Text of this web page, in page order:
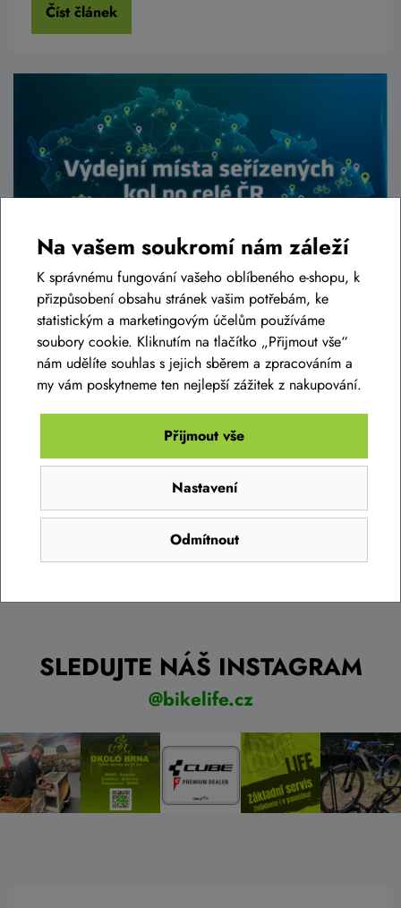
Číst článek
Osobní odběr seřízených kol po celé
ČR
Chcete koupit kolo nebo elektrokolo, ale máte to k nám daleko?
Není problém, kolo vám můžeme poslat přímo domů, ale
můžete využít našich rozšířených služeb a využít jedno z našich
mnoha prověřených výdejních míst, kde vám kolo předají
servisu.
SLEDUJTE NÁŠ INSTAGRAM
@bikelife.cz
Na vašem soukromí nám záleží
K správnému fungování vašeho oblíbeného e-shopu, k
přizpůsobení obsahu stránek vašim potřebám, ke
statistickým a marketingovým účelům používáme
soubory cookie. Kliknutím na tlačítko „Přijmout vše“
nám udělíte souhlas s jejich sběrem a zpracováním a
my vám poskytneme ten nejlepší zážitek z nakupování.
Odmítnout
Nastavení
Přijmout vše